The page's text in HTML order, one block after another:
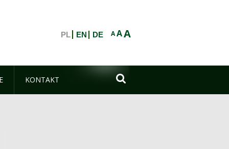
AAA
PL EN DE
KONTAKT 